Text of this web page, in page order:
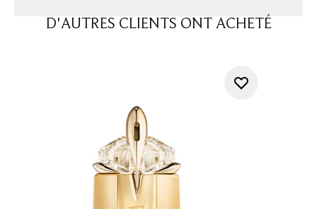
D'AUTRES CLIENTS ONT ACHETÉ